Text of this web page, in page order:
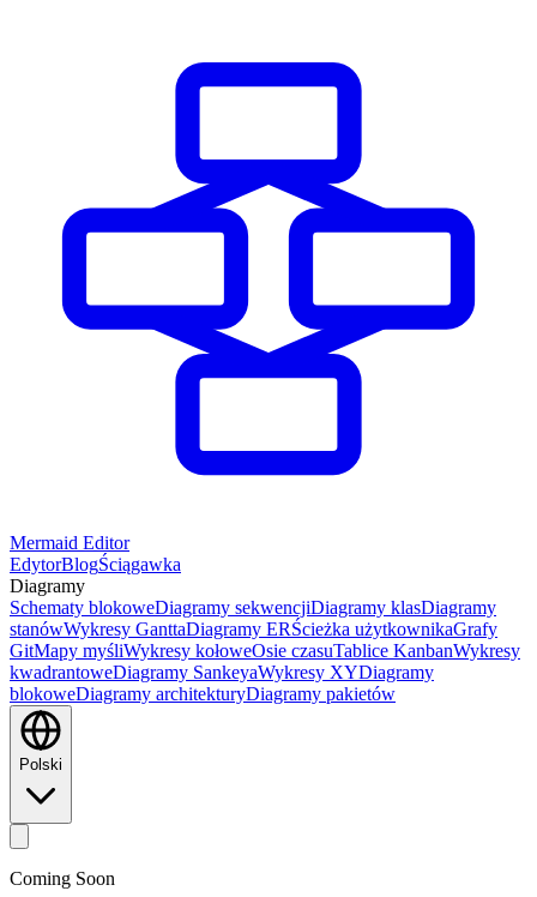
Mermaid Editor
EdytorBlogŚciągawka
Diagramy
Schematy blokoweDiagramy sekwencjiDiagramy klasDiagramy
stanówWykresy GanttaDiagramy ERŚcieżka użytkownikaGrafy
GitMapy myśliWykresy kołoweOsie czasuTablice KanbanWykresy
kwadrantoweDiagramy SankeyaWykresy XYDiagramy
blokoweDiagramy architekturyDiagramy pakietów
Polski
Coming Soon